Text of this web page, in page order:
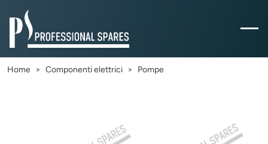
Home Componenti elettrici Pompe